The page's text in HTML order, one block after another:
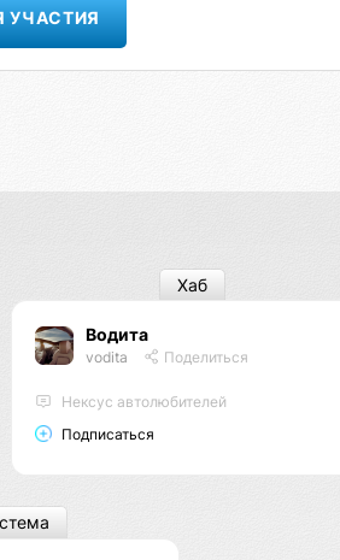
УЧАСТИЯ
Водита
vodita Поделиться
Нексус автолюбителей
Подписаться
Хаб